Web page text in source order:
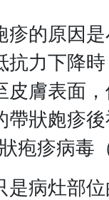
的原因
力下降
膚表面
狀皰疹
疱疹病毒
病灶部